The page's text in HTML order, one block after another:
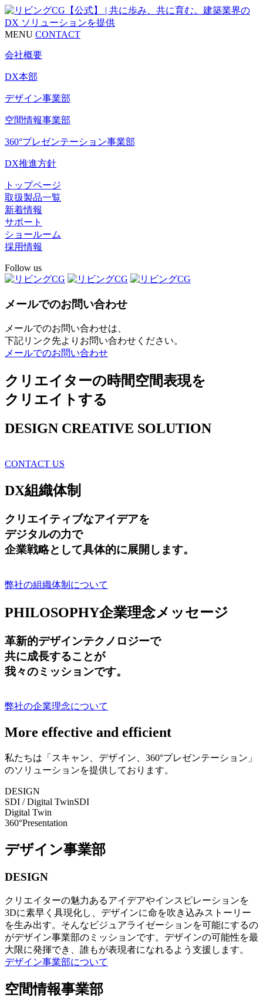
MENU CONTACT
会社概要
DX本部
デザイン事業部
空間情報事業部
360°プレゼンテーション事業部
DX推進方針
トップページ
取扱製品一覧
新着情報
サポート
ショールーム
採用情報
Follow us
メールでのお問い合わせ
メールでのお問い合わせは、
下記リンク先よりお問い合わせください。
メールでのお問い合わせ
クリエイターの時間空間表現を
クリエイトする
DESIGN CREATIVE SOLUTION
CONTACT US
DX組織体制
クリエイティブなアイデアを
デジタルの力で
企業戦略として具体的に展開します。
弊社の組織体制について
PHILOSOPHY企業理念メッセージ
革新的デザインテクノロジーで
共に成長することが
我々のミッションです。
弊社の企業理念について
More effective and efficient
私たちは「スキャン、デザイン、360°プレゼンテーション」
のソリューションを提供しております。
DESIGN
SDI / Digital TwinSDI
Digital Twin
360°Presentation
デザイン事業部
DESIGN
クリエイターの魅力あるアイデアやインスピレーションを
3Dに素早く具現化し、デザインに命を吹き込みストーリー
を生み出す。そんなビジュアライゼーションを可能にするの
がデザイン事業部のミッションです。デザインの可能性を最
大限に発揮でき、誰もが表現者になれるよう支援します。
デザイン事業部について
空間情報事業部